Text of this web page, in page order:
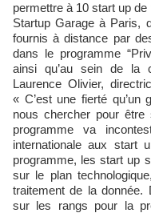
permettre à 10 start up
Startup Garage à Paris,
fournis à distance par
dans le programme
ainsi qu’au sein de la
Laurence Olivier,
« C’est une fierté qu’un
nous chercher pour
programme va
internationale aux start
programme, les start up
sur le plan
traitement de la donnée.
sur les rangs pour la